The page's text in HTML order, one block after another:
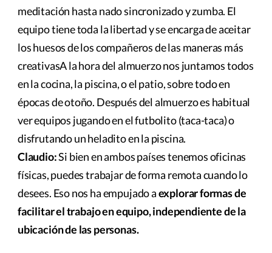
meditación hasta nado sincronizado y zumba. El
equipo tiene toda la libertad y se encarga de aceitar
los huesos de los compañeros de las maneras más
creativasA la hora del almuerzo nos juntamos todos
en la cocina, la piscina, o el patio, sobre todo en
épocas de otoño. Después del almuerzo es habitual
ver equipos jugando en el futbolito (taca-taca) o
disfrutando un heladito en la piscina.
Claudio:Si bien en ambos países tenemos oficinas
físicas, puedes trabajar de forma remota cuando lo
desees. Eso nos ha empujado aexplorar formas de
facilitar el trabajo en equipo, independiente de la
ubicación de las personas.